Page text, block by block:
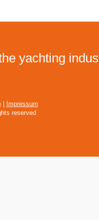
yachting
|
Impressum
reserved